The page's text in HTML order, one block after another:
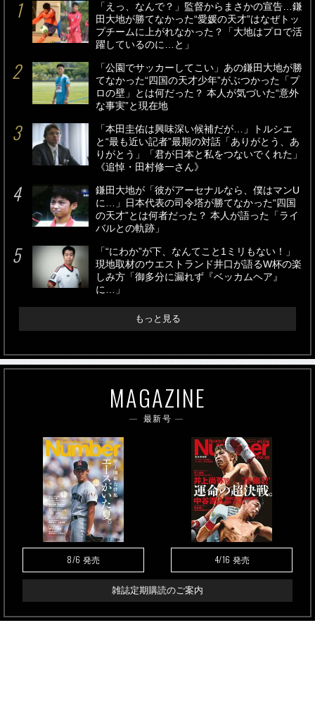
「えっ、なんで？」監督からまさかの宣告…鎌
田大地が勝てなかった“愛媛の天才”はなぜトッ
プチームに上がれなかった？「大地はプロで活
躍しているのに…と」
「公園でサッカーしてこい」あの鎌田大地が勝
てなかった“四国の天才少年”がぶつかった「プ
ロの壁」とは何だった？ 本人が気づいた“意外
な事実”と現在地
「本田圭佑は興味深い候補だが…」トルシエ
と“最も近い記者”最期の対話「ありがとう、あ
りがとう」「君が日本と私をつないでくれた」
《追悼・田村修一さん》
鎌田大地が「彼がアーセナルなら、僕はマンU
に…」日本代表の司令塔が勝てなかった“四国
の天才”とは何者だった？ 本人が語った「ライ
バルとの軌跡」
「“にわか”が下、なんてこと1ミリもない！」
現地取材のウエストランド井口が語るW杯の楽
しみ方「御多分に漏れず『ベッカムヘア』
に…」
もっと見る
MAGAZINE
最新号
8/6 発売 4/16 発売
雑誌定期購読のご案内